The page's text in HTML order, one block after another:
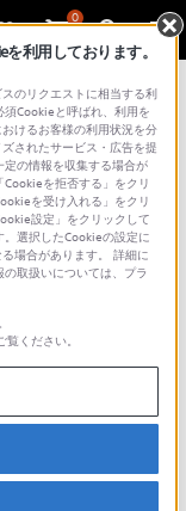
0
わかりやすくご
JP」の公式
す。
用規約のご確
ディア利用規
利用しております。
のリクエストに相当する利
Cookieと呼ばれ、利用を
けるお客様の利用状況を分
されたサービス・広告を提
の情報を収集する場合が
を拒否する」をクリ
を受け入れる」をクリ
設定」をクリックして
選択したCookieの設定に
場合があります。 詳細に
取扱いについては、プラ
覧ください。